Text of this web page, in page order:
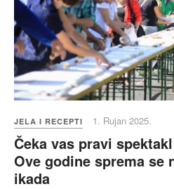
JELA I RECEPTI 1. Rujan 2025.
Čeka vas pravi
Ove godine sprema se
ikada